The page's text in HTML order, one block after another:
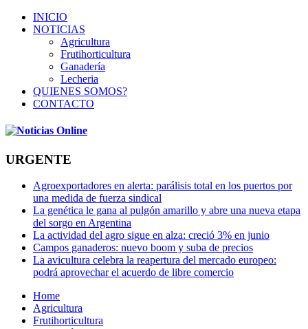
INICIO
NOTICIAS
Agricultura
Frutihorticultura
Ganadería
Lecheria
QUIENES SOMOS?
CONTACTO
URGENTE
Agroexportadores en alerta: parálisis total en los puertos por
una medida de fuerza sindical
La genética le gana al pulgón amarillo y abre una nueva etapa
del sorgo en Argentina
La actividad del agro sigue en alza: creció 3% en junio
Campos ganaderos: nuevo boom y suba de precios
La avicultura celebra la reapertura del mercado europeo:
podrá aprovechar el acuerdo de libre comercio
Home
Agricultura
Frutihorticultura